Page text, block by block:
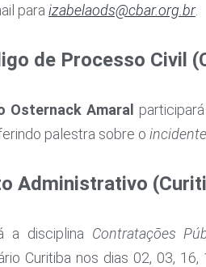
para izabelaods@cbar.org.br.
de Processo Civil
Osternack Amaral
palestra sobre o
Administrativo
a disciplina Contratações
Curitiba nos dias 02, 03,